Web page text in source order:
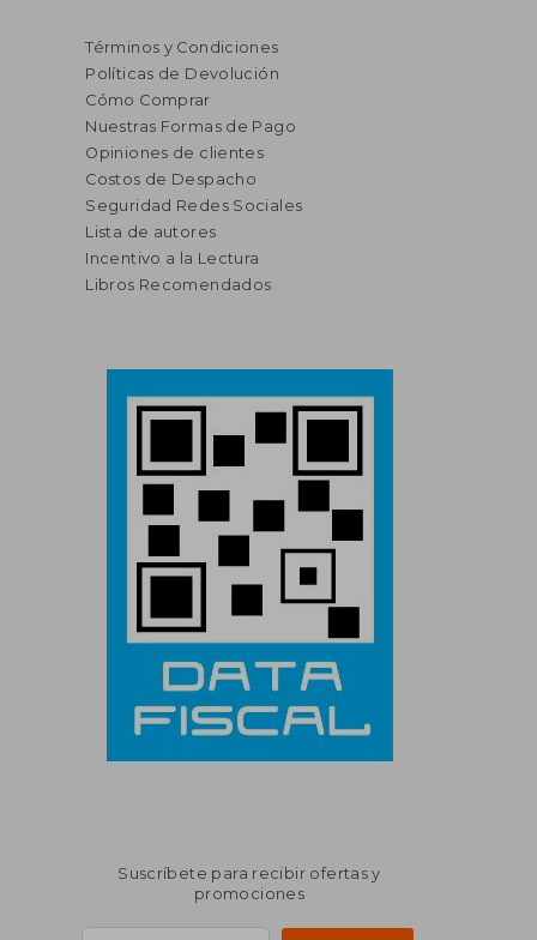
Términos y Condiciones
Políticas de Devolución
Cómo Comprar
Nuestras Formas de Pago
Opiniones de clientes
Costos de Despacho
Seguridad Redes Sociales
Lista de autores
Incentivo a la Lectura
Libros Recomendados
Suscríbete para recibir ofertas y
promociones